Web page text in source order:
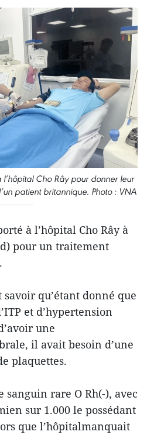
l’hôpital Cho Rây pour donner leur
patient britannique. Photo : VNA
à l’hôpital Cho Rây à
pour un traitement
qu’étant donné que
et d’hypertension
une
il avait besoin d’une
plaquettes.
sanguin rare O Rh(-), avec
sur 1.000 le possédant
que l’hôpitalmanquait